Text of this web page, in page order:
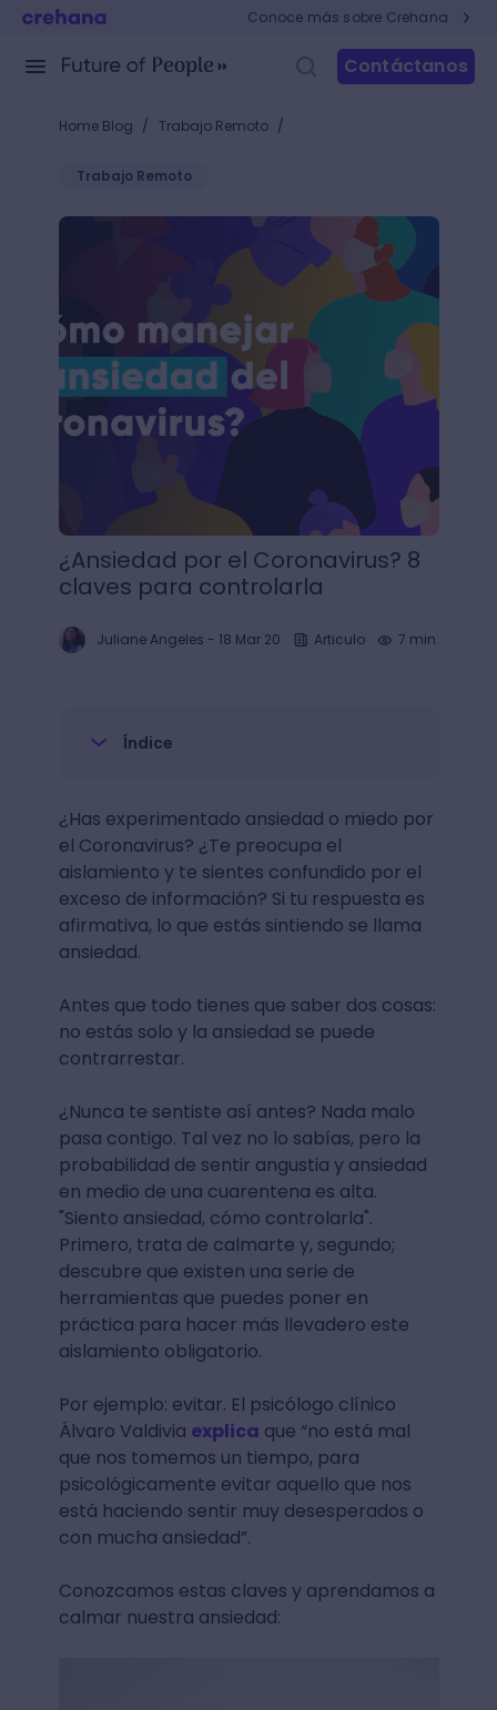
Conoce más sobre Crehana
Contáctanos
Home Blog / Trabajo Remoto /
Trabajo Remoto
¿Ansiedad por el Coronavirus? 8 claves para
¿Ansiedad por el Coronavirus? 8
claves para controlarla
Juliane Angeles - 18 Mar 20 Articulo 7 min.
Índice
¿Has experimentado ansiedad o miedo por
el Coronavirus? ¿Te preocupa el
aislamiento y te sientes confundido por el
exceso de información? Si tu respuesta es
afirmativa, lo que estás sintiendo se llama
ansiedad.
Antes que todo tienes que saber dos cosas:
no estás solo y la ansiedad se puede
contrarrestar.
¿Nunca te sentiste así antes? Nada malo
pasa contigo. Tal vez no lo sabías, pero la
probabilidad de sentir angustia y ansiedad
en medio de una cuarentena es alta.
"Siento ansiedad, cómo controlarla".
Primero, trata de calmarte y, segundo;
descubre que existen una serie de
herramientas que puedes poner en
práctica para hacer más llevadero este
aislamiento obligatorio.
Por ejemplo: evitar. El psicólogo clínico
Álvaro Valdivia explica que “no está mal
que nos tomemos un tiempo, para
psicológicamente evitar aquello que nos
está haciendo sentir muy desesperados o
con mucha ansiedad”.
Conozcamos estas claves y aprendamos a
calmar nuestra ansiedad: